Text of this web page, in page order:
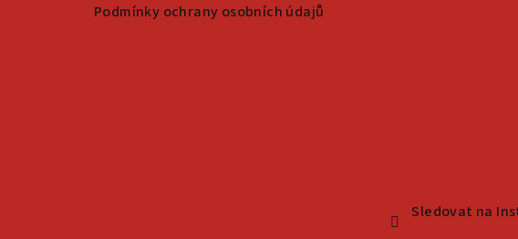
Podmínky ochrany osobních údajů
Sledovat na